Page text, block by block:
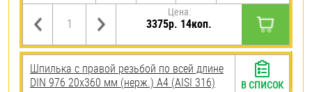
Цена:
3375р. 14коп.
Шпилька с правой резьбой по всей длине
DIN 976 20х360 мм (нерж.) A4 (AISI 316)
В СПИСОК